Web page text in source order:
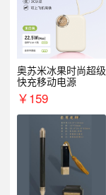
奥苏米冰果时尚超级
快充移动电源
￥159